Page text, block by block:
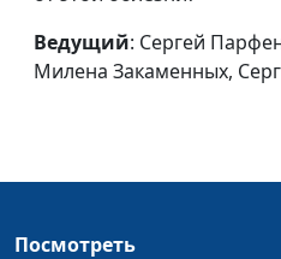
Простить и
отпустить
Ведущий: Сергей
Милена Закаменных,
Посмотреть